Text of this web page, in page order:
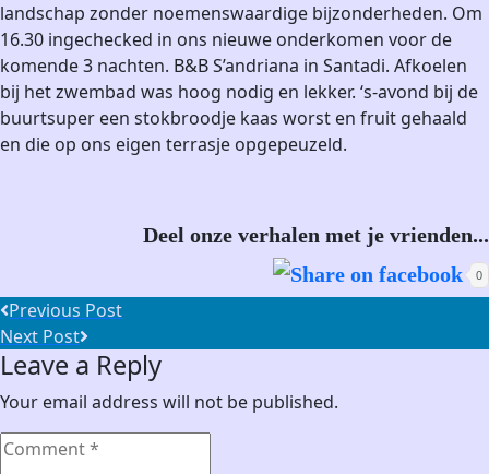
landschap zonder noemenswaardige bijzonderheden. Om
16.30 ingechecked in ons nieuwe onderkomen voor de
komende 3 nachten. B&B S’andriana in Santadi. Afkoelen
bij het zwembad was hoog nodig en lekker. ‘s-avond bij de
buurtsuper een stokbroodje kaas worst en fruit gehaald
en die op ons eigen terrasje opgepeuzeld.
Deel onze verhalen met je vrienden...
0
Post
navigation
Previous Post
Previous
post:
Next Post
Next
Leave a Reply
Your email address will not be published.